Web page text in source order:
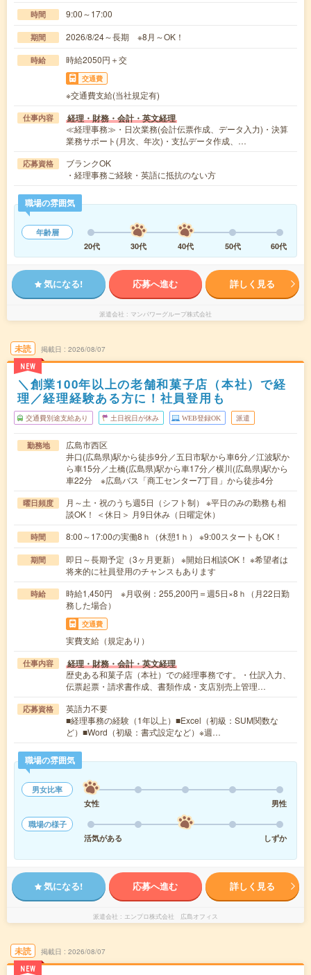
時間 9:00～17:00
期間 2026/8/24～長期 ※8月～OK！
時給 時給2050円＋交
交通費
※交通費支給(当社規定有)
仕事内容 経理・財務・会計・英文経理
≪経理事務≫・日次業務(会計伝票作成、データ入力)・決算
業務サポート(月次、年次)・支払データ作成、…
応募資格
ブランクOK
・経理事務ご経験・英語に抵抗のない方
職場の雰囲気
年齢層
20代
30代 40代 50代 60代
気になる! 応募へ進む 詳しく見る
派遣会社 マンパワーグループ株式会社
未読
NEW
掲載日 2026/08/07
＼創業100年以上の老舗和菓子店（本社）で経
理／経理経験ある方に！社員登用も
交通費別途支給あり 土日祝日が休み WEB登録OK 派遣
勤務地
広島市西区
井口(広島県)駅から徒歩9分／五日市駅から車6分／江波駅か
ら車15分／土橋(広島県)駅から車17分／横川(広島県)駅から
車22分 ※広島バス「商工センター7丁目」から徒歩4分
曜日頻度
月～土・祝のうち週5日（シフト制） ※平日のみの勤務も相
談OK！ ＜休日＞ 月9日休み（日曜定休）
時間 8:00～17:00の実働8ｈ（休憩1ｈ） ※9:00スタートもOK！
期間
即日～長期予定（3ヶ月更新） ※開始日相談OK！ ※希望者は
将来的に社員登用のチャンスもあります
時給
時給1,450円 ※月収例：255,200円＝週5日×8ｈ（月22日勤
務した場合）
交通費
実費支給（規定あり）
仕事内容 経理・財務・会計・英文経理
歴史ある和菓子店（本社）での経理事務です。・仕訳入力、
伝票起票・請求書作成、書類作成・支店別売上管理…
応募資格
英語力不要
■経理事務の経験（1年以上）■Excel（初級：SUM関数な
ど）■Word（初級：書式設定など）※週…
職場の雰囲気
男女比率
女性
男性
職場の様子
活気がある
しずか
気になる! 応募へ進む 詳しく見る
派遣会社 エンプロ株式会社 広島オフィス
未読
NEW
掲載日 2026/08/07